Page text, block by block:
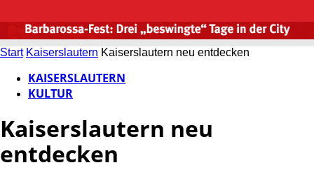
Start Kaiserslautern Kaiserslautern neu entdecken
KAISERSLAUTERN
KULTUR
Kaiserslautern neu
entdecken